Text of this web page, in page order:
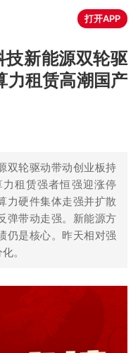
打开APP
技新能源双轮驱
力租赁高潮国产
双轮驱动带动创业板持
租赁强者恒强迎涨停
力硬件集体走强并扩散
弹带动走强。新能源方
仍是核心。昨天相对强
。